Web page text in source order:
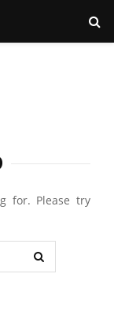
for. Please try